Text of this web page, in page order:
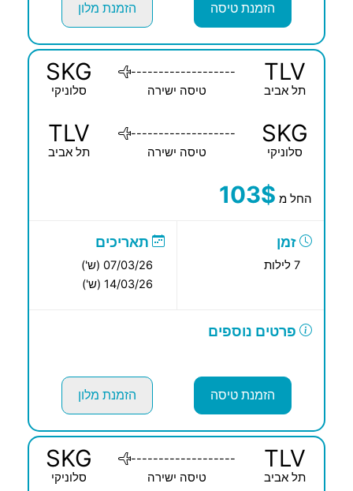
הזמנת טיסה הזמנת מלון
TLV
תל אביב
-------------------
טיסה ישירה
SKG
סלוניקי
SKG
סלוניקי
-------------------
טיסה ישירה
TLV
תל אביב
החל מ 103$
זמן תאריכים
07/03/26 (ש')
14/03/26 (ש')
פרטים נוספים
הזמנת טיסה הזמנת מלון
TLV
תל אביב
-------------------
טיסה ישירה
SKG
סלוניקי